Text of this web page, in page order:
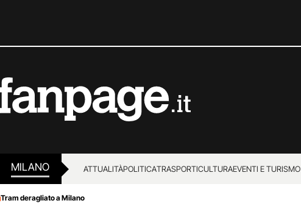
MILANO ATTUALITÀPOLITICATRASPORTICULTURAEVENTI E TURISMO
Tram deragliato a Milano